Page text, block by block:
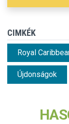
CIMKÉK
Royal
Újdonságok